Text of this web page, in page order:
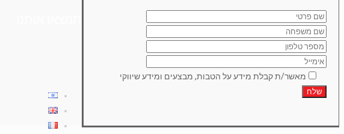
מאשר/ת קבלת מידע על הטבות, מבצעים ומידע שיווקי